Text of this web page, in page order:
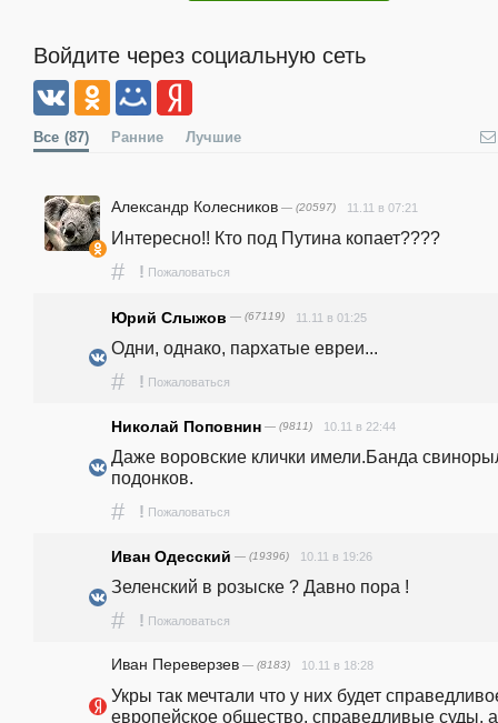
Войдите через социальную сеть
Все (87) Ранние Лучшие
Александр Колесников — (20597) 11.11 в 07:21
Интересно!! Кто под Путина копает????
# ! Пожаловаться
Юрий Слыжов — (67119) 11.11 в 01:25
Одни, однако, пархатые евреи...
# ! Пожаловаться
Николай Поповнин — (9811) 10.11 в 22:44
Даже воровские клички имели.Банда
подонков.
# ! Пожаловаться
Иван Одесский — (19396) 10.11 в 19:26
Зеленский в розыске ? Давно пора !
# ! Пожаловаться
Иван Переверзев — (8183) 10.11 в 18:28
Укры так мечтали что у них будет
европейское общество, справедливые суды,